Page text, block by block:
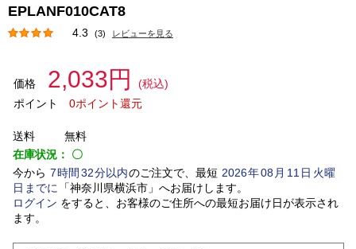
EPLANF010CAT8
4.3 (3) レビューを見る
価格 2,033円
(税込)
ポイント
0ポイント還元
送料
無料
在庫状況： 〇
今から 7時間 32分以内のご注文で、最短 2026年08 月 11 日火曜
日 までに 「神奈川県横浜市」 へお届けします。
ログイン をすると、お客様のご住所への最短お届け日が表示され
ます。